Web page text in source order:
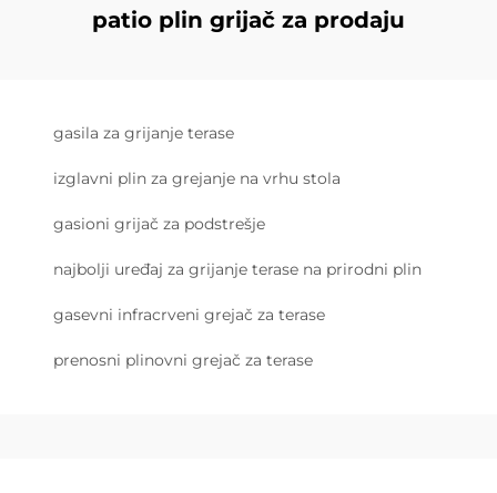
patio plin grijač za prodaju
gasila za grijanje terase
izglavni plin za grejanje na vrhu stola
gasioni grijač za podstrešje
najbolji uređaj za grijanje terase na prirodni plin
gasevni infracrveni grejač za terase
prenosni plinovni grejač za terase